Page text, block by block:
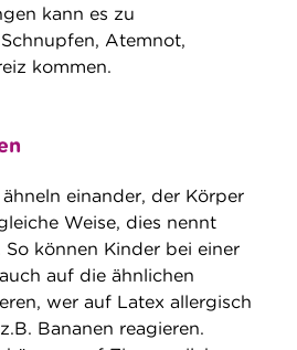
kann es zu
Atemnot,
kommen.
einander, der Körper
Weise, dies nennt
So können Kinder bei einer
auf die ähnlichen
wer auf Latex allergisch
Bananen reagieren.